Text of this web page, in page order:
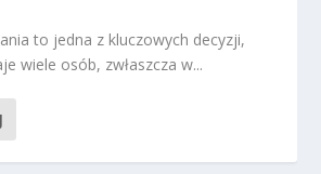
to jedna z kluczowych decyzji,
wiele osób, zwłaszcza w...